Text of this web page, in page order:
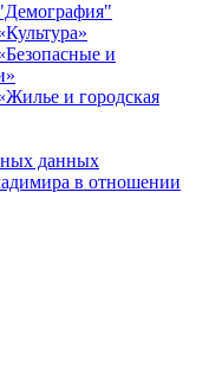
и
и городская
данных
в отношении